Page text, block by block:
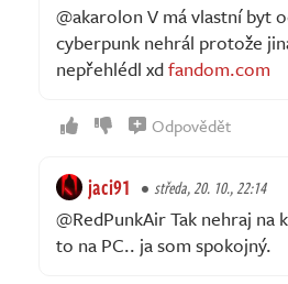
@akarolon V má vlastní byt
cyberpunk nehrál protože
nepřehlédl xdfandom.com
Odpovědět
jaci91 středa, 20. 10., 22:14
@RedPunkAir Tak nehraj na
to na PC.. ja som spokojný.